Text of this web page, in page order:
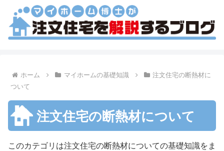
ホーム マイホームの基礎知識
注文住宅の断熱材に
ついて
注文住宅の断熱材について
このカテゴリは注文住宅の断熱材についての基礎知識をま